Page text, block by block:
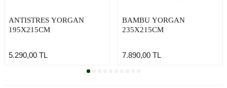
ANTISTRES YORGAN
195X215CM
5.290,00 TL
BAMBU YORGAN
235X215CM
7.890,00TL